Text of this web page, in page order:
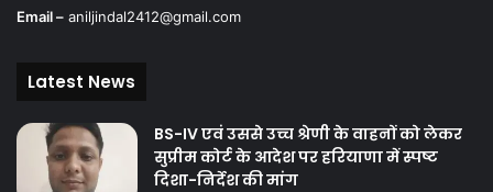
Email – aniljindal2412@gmail.com
Latest News
BS-IV एवं उससे उच्च श्रेणी के वाहनों को लेकर
सुप्रीम कोर्ट के आदेश पर हरियाणा में स्पष्ट
दिशा-निर्देश की मांग